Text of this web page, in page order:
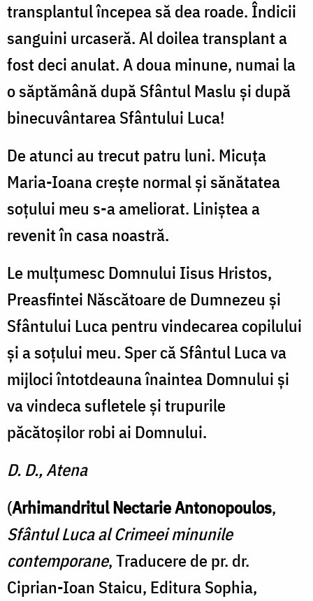
transplantul începea să dea roade. Îndicii
sanguini urcaseră. Al doilea transplant a
fost deci anulat. A doua minune, numai la
o săptămână după Sfântul Maslu şi după
binecuvântarea Sfântului Luca!
De atunci au trecut patru luni. Micuţa
Maria-Ioana crește normal și sănătatea
soţului meu s-a ameliorat. Liniştea a
revenit în casa noastră.
Le mulţumesc Domnului Iisus Hristos,
Preasfintei Născătoare de Dumnezeu şi
Sfântului Luca pentru vindecarea copilului
şi a soţului meu. Sper că Sfântul Luca va
mijloci întotdeauna înaintea Domnului şi
va vindeca sufletele şi trupurile
păcătoşilor robi ai Domnului.
D. D., Atena
(Arhimandritul Nectarie Antonopoulos,
Sfântul Luca al Crimeei minunile
contemporane, Traducere de pr. dr.
Ciprian-Ioan Staicu, Editura Sophia,